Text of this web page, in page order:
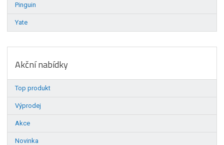
Pinguin
Yate
Akční nabídky
Top produkt
Výprodej
Akce
Novinka